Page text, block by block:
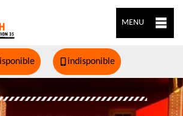
MENU
indisponible